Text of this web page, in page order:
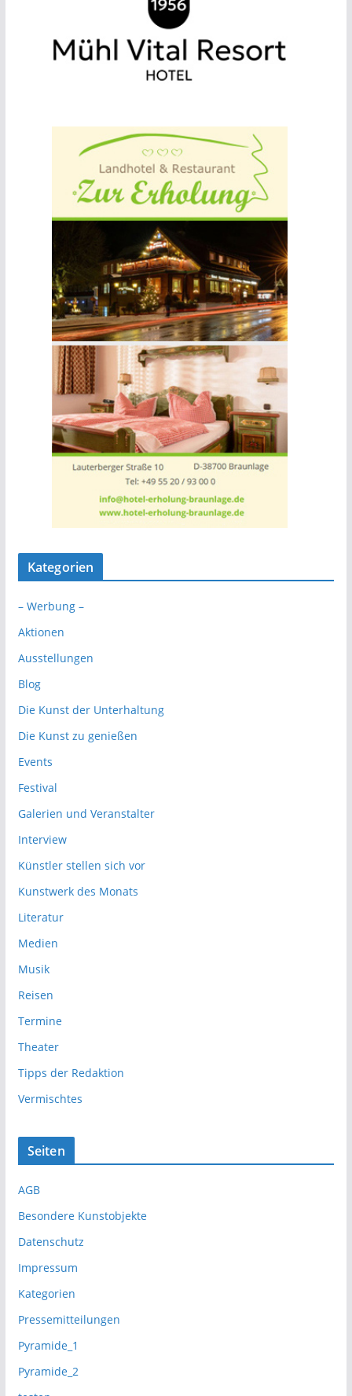
Kategorien
– Werbung –
Aktionen
Ausstellungen
Blog
Die Kunst der Unterhaltung
Die Kunst zu genießen
Events
Festival
Galerien und Veranstalter
Interview
Künstler stellen sich vor
Kunstwerk des Monats
Literatur
Medien
Musik
Reisen
Termine
Theater
Tipps der Redaktion
Vermischtes
Seiten
AGB
Besondere Kunstobjekte
Datenschutz
Impressum
Kategorien
Pressemitteilungen
Pyramide_1
Pyramide_2